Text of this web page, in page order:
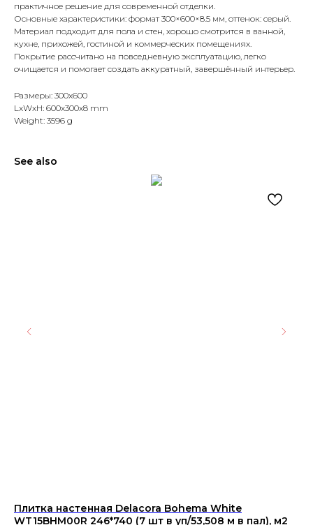
практичное решение для современной отделки.
Основные характеристики: формат 300×600×8.5 мм, оттенок: серый.
Материал подходит для пола и стен, хорошо смотрится в ванной,
кухне, прихожей, гостиной и коммерческих помещениях.
Покрытие рассчитано на повседневную эксплуатацию, легко
очищается и помогает создать аккуратный, завершённый интерьер.
Размеры: 300x600
LxWxH: 600x300x8 mm
Weight: 3596 g
See also
Плитка настенная Delacora Bohema White
WT15BHM00R 246*740 (7 шт в уп/53,508 м в пал), м2